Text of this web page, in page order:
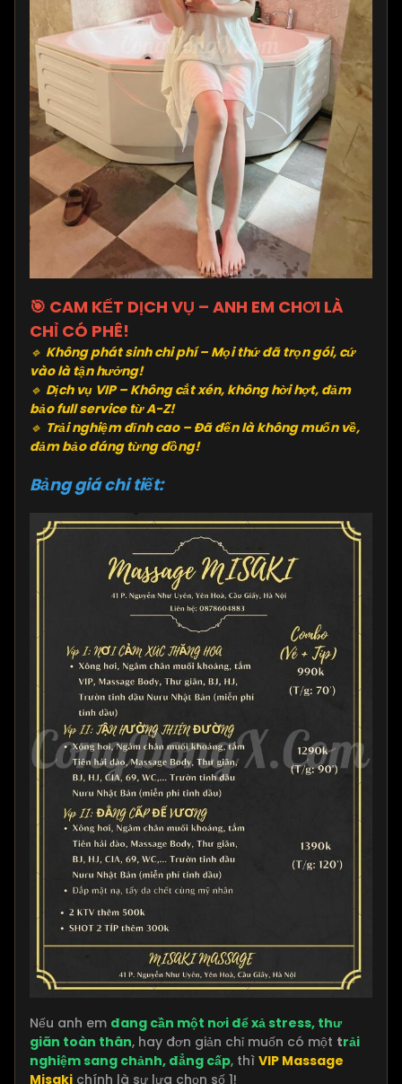
🎯 CAM KẾT DỊCH VỤ – ANH EM CHƠI LÀ
CHỈ CÓ PHÊ!
🔹 Không phát sinh chi phí – Mọi thứ đã trọn gói, cứ
vào là tận hưởng!
🔹 Dịch vụ VIP – Không cắt xén, không hời hợt, đảm
bảo full service từ A-Z!
🔹 Trải nghiệm đỉnh cao – Đã đến là không muốn về,
đảm bảo đáng từng đồng!
Bảng giá chi tiết:
Nếu anh em đang cần một nơi để xả stress, thư
giãn toàn thân, hay đơn giản chỉ muốn có một trải
nghiệm sang chảnh, đẳng cấp, thì VIP Massage
Misaki chính là sự lựa chọn số 1!